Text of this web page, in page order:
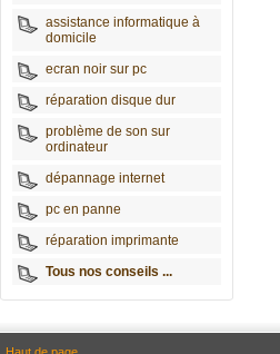
assistance informatique à
domicile
ecran noir sur pc
réparation disque dur
problème de son sur
ordinateur
dépannage internet
pc en panne
réparation imprimante
Tous nos conseils ...